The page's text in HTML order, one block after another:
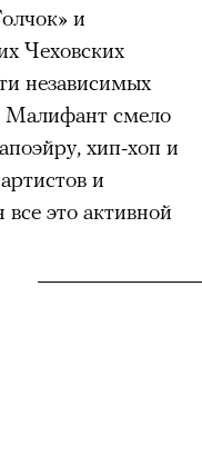
и
Чеховских
независимых
Малифант смело
хип-хоп и
и
это активной